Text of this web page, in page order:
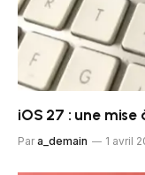
iOS 27 : une
Par a_demain 1 avril